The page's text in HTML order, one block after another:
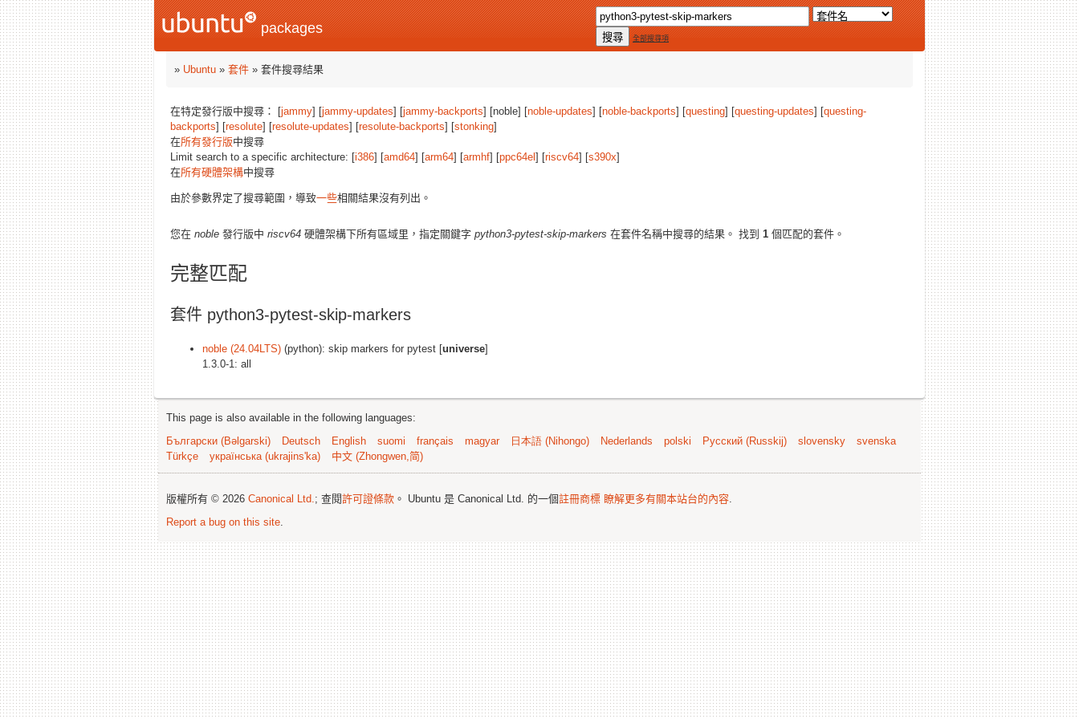
packages
全部搜尋項
» Ubuntu » 套件 » 套件搜尋結果
在特定發行版中搜尋： [jammy] [jammy-updates] [jammy-backports] [noble] [noble-updates] [noble-backports] [questing] [questing-updates] [questing-
backports] [resolute] [resolute-updates] [resolute-backports] [stonking]
在所有發行版中搜尋
Limit search to a specific architecture: [i386] [amd64] [arm64] [armhf] [ppc64el ] [riscv64] [s390x]
在所有硬體架構中搜尋
由於參數界定了搜尋範圍，導致一些相關結果沒有列出。
您在 noble 發行版中 riscv64 硬體架構下所有區域里，指定關鍵字 python3-pytest-skip-markers 在套件名稱中搜尋的結果。 找到 1 個匹配的套件。
完整匹配
套件 python3-pytest-skip-markers
noble (24.04LTS) (python): skip markers for pytest [universe]
1.3.0-1: all
This page is also available in the following languages:
Български (Bəlgarski)
Deutsch English suomi français magyar 日本語 (Nihongo) Nederlands polski Русский (Russkij) slovensky
svenska
Türkçe
українська (ukrajins'ka) 中文 (Zhongwen,简)
版權所有 © 2026 Canonical Ltd. ; 查閱許可證條款 。 Ubuntu 是 Canonical Ltd. 的一個註冊商標 瞭解更多有關本站台的內容
Report a bug on this site